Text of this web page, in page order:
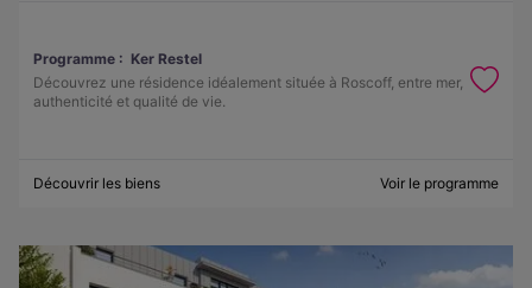
Programme : Ker Restel
Découvrez une résidence idéalement située à Roscoff, entre mer,
authenticité et qualité de vie.
Découvrir les biens Voir le programme